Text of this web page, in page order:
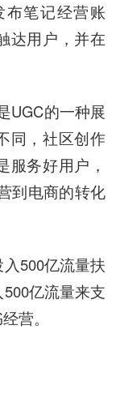
笔记经营账
达用户，并在
UGC的一种展
同，社区创作
服务好用户，
到电商的转化
500亿流量扶
亿流量来支
营。